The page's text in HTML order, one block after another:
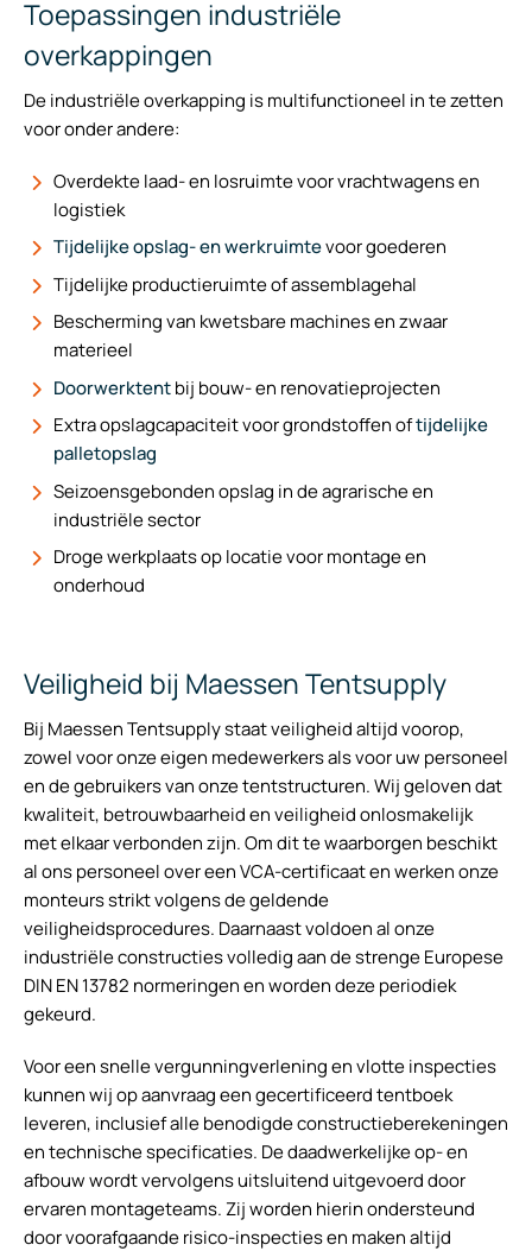
uitgevoerd voor uitstekende isolatiewaarden.
Toepassingen industriële
overkappingen
De industriële overkapping is multifunctioneel in te zetten
voor onder andere:
Overdekte laad- en losruimte voor vrachtwagens en
logistiek
Tijdelijke opslag- en werkruimtevoor goederen
Tijdelijke productieruimte of assemblagehal
Bescherming van kwetsbare machines en zwaar
materieel
Doorwerktentbij bouw- en renovatieprojecten
Extra opslagcapaciteit voor grondstoffen oftijdelijke
palletopslag
Seizoensgebonden opslag in de agrarische en
industriële sector
Droge werkplaats op locatie voor montage en
onderhoud
Veiligheid bij Maessen Tentsupply
Bij Maessen Tentsupply staat veiligheid altijd voorop,
zowel voor onze eigen medewerkers als voor uw personeel
en de gebruikers van onze tentstructuren. Wij geloven dat
kwaliteit, betrouwbaarheid en veiligheid onlosmakelijk
met elkaar verbonden zijn. Om dit te waarborgen beschikt
al ons personeel over een VCA-certificaat en werken onze
monteurs strikt volgens de geldende
veiligheidsprocedures. Daarnaast voldoen al onze
industriële constructies volledig aan de strenge Europese
DIN EN 13782 normeringen en worden deze periodiek
gekeurd.
Voor een snelle vergunningverlening en vlotte inspecties
kunnen wij op aanvraag een gecertificeerd tentboek
leveren, inclusief alle benodigde constructieberekeningen
en technische specificaties. De daadwerkelijke op- en
afbouw wordt vervolgens uitsluitend uitgevoerd door
ervaren montageteams. Zij worden hierin ondersteund
door voorafgaande risico-inspecties en maken altijd